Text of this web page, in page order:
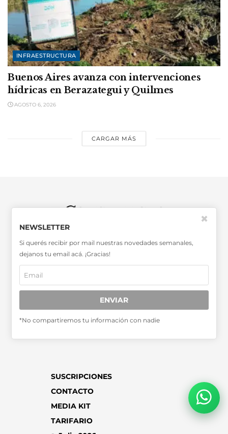
INFRAESTRUCTURA
Buenos Aires avanza con intervenciones
hídricas en Berazategui y Quilmes
AGOSTO 6, 2026
CARGAR MÁS
SABER MÁS >>
OTRAS PUBLICACIONES >>
Miembro de la Asociación de
Entidades Periodísticas Argentinas
ADEPA
SUSCRIPCIONES
CONTACTO
MEDIA KIT
TARIFARIO
NEWSLETTER
Si querés recibir por mail nuestras novedades semanales,
dejanos tu email acá. ¡Gracias!
ENVIAR
*No compartiremos tu información con nadie
✖